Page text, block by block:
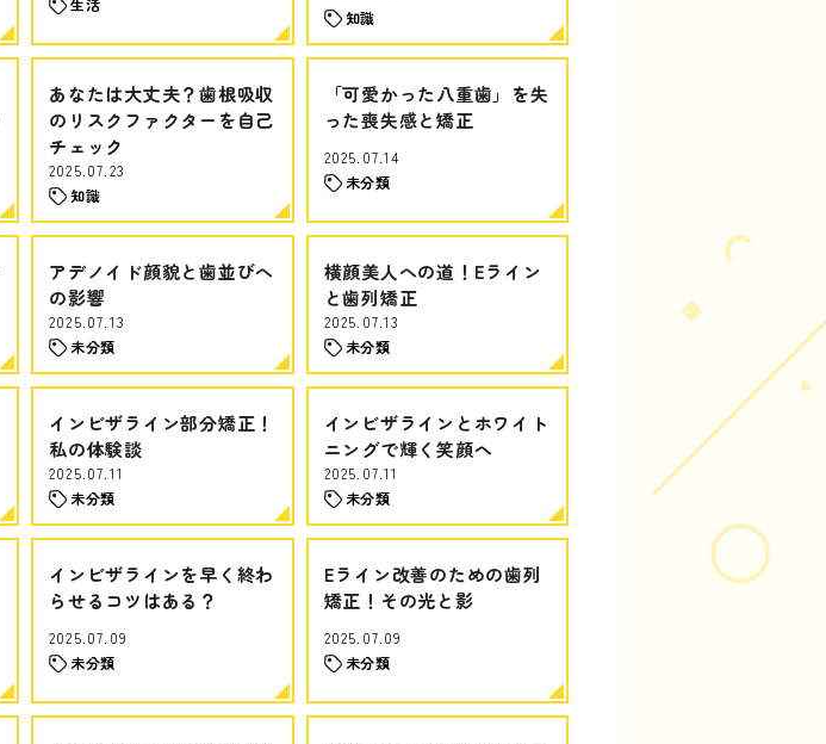
生活
知識
あなたは大丈夫？歯根吸収
のリスクファクターを自己
チェック
2025.07.23
知識
「可愛かった八重歯」を失
った喪失感と矯正
2025.07.14
未分類
アデノイド顔貌と歯並びへ
の影響
2025.07.13
未分類
横顔美人への道！Eライン
と歯列矯正
2025.07.13
未分類
インビザライン部分矯正！
私の体験談
2025.07.11
未分類
インビザラインとホワイト
ニングで輝く笑顔へ
2025.07.11
未分類
インビザラインを早く終わ
らせるコツはある？
2025.07.09
未分類
Eライン改善のための歯列
矯正！その光と影
2025.07.09
未分類